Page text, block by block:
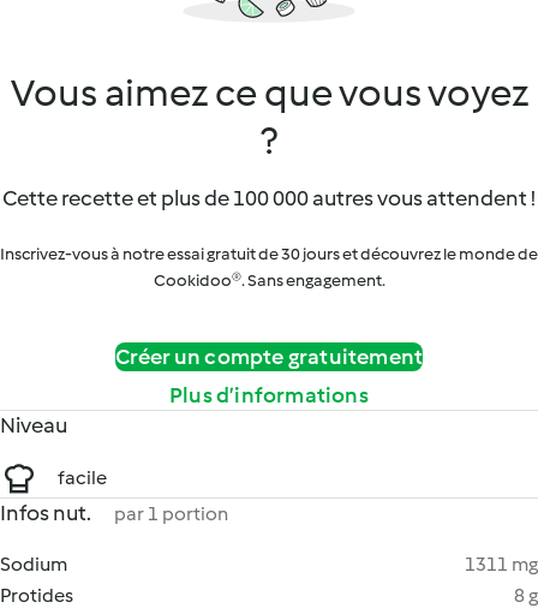
Vous aimez ce que vous voyez
?
Cette recette et plus de 100 000 autres vous attendent !
Inscrivez-vous à notre essai gratuit de 30 jours et découvrez le monde de
Cookidoo®. Sans engagement.
Créer un compte gratuitement
Plus d’informations
Niveau
facile
Infos nut. par 1 portion
Sodium
1311 mg
Protides
8 g